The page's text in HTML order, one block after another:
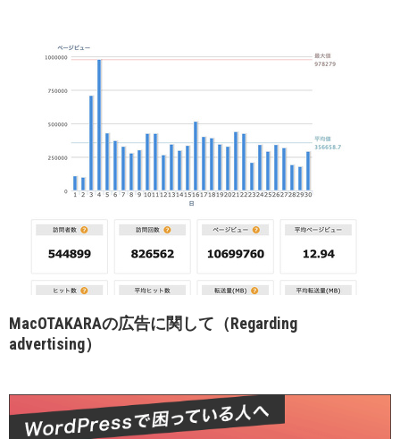
MacOTAKARAの広告に関して（Regarding
advertising）